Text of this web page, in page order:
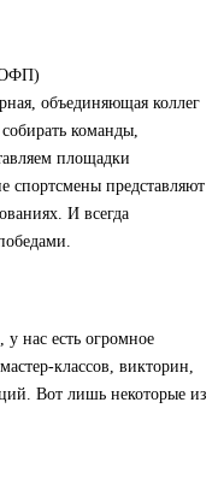
объединяющая коллег
команды,
площадки
спортсмены представляют
И всегда
нас есть огромное
классов, викторин,
Вот лишь некоторые из